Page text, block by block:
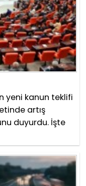
yeni kanun teklifi
artış
duyurdu. İşte